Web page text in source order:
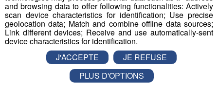
and browsing data to offer following functionalities: Actively
scan device characteristics for identification; Use precise
geolocation data; Match and combine offline data sources;
Link different devices; Receive and use automatically-sent
device characteristics for identification.
J'ACCEPTE
JE REFUSE
PLUS D'OPTIONS